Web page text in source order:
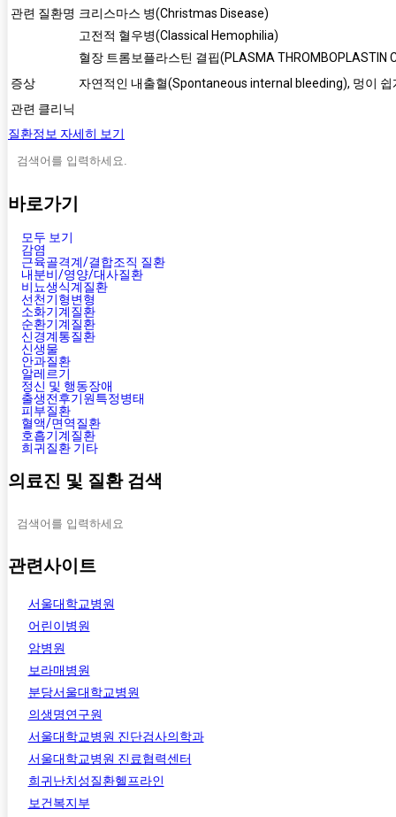
관련 질환명 크리스마스 병(Christmas Disease)
고전적 혈우병(Classical Hemophilia)
혈장 트롬보플라스틴 결핍(PLASMA THROMBOPLASTIN
증상
자연적인 내출혈(Spontaneous internal bleeding), 멍이 쉽
관련 클리닉
질환정보 자세히 보기
바로가기
모두 보기
감염
근육골격계/결합조직 질환
내분비/영양/대사질환
비뇨생식계질환
선천기형변형
소화기계질환
순환기계질환
신경계통질환
신생물
안과질환
알레르기
정신 및 행동장애
출생전후기원특정병태
피부질환
혈액/면역질환
호흡기계질환
희귀질환 기타
의료진 및 질환 검색
관련사이트
서울대학교병원
어린이병원
암병원
보라매병원
분당서울대학교병원
의생명연구원
서울대학교병원 진단검사의학과
서울대학교병원 진료협력센터
희귀난치성질환헬프라인
보건복지부